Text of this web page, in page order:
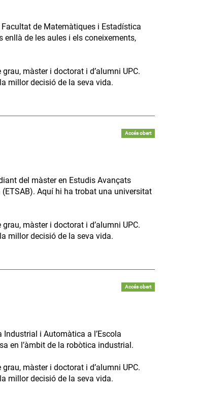
de Matemàtiques i Estadística
enllà de les aules i els coneixements,
màster i doctorat i d’alumni UPC.
millor decisió de la seva vida.
Accés obert
del màster en Estudis Avançats
(ETSAB). Aquí hi ha trobat una universitat
màster i doctorat i d’alumni UPC.
millor decisió de la seva vida.
Accés obert
Industrial i Automàtica a l’Escola
en l’àmbit de la robòtica industrial.
màster i doctorat i d’alumni UPC.
millor decisió de la seva vida.